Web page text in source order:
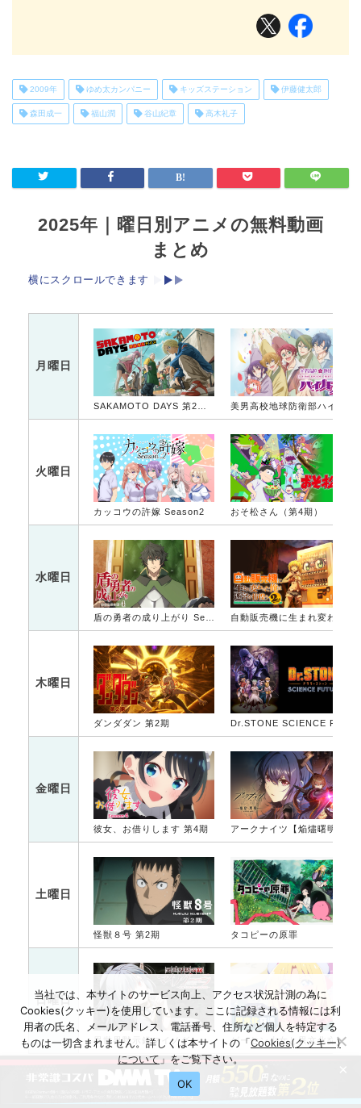
2009年 ゆめ太カンパニー キッズステーション 伊藤健太郎
森田成一 福山潤 谷山紀章 高木礼子
2025年｜曜日別アニメの無料動画
まとめ
横にスクロールできます
月曜日
火曜日
カッコウの許嫁 Season2 おそ松さん（第4期）
水曜日
木曜日
ダンダダン 第2期
金曜日
彼女、お借りします 第4期
土曜日
怪獣８号 第2期 タコピーの原罪
日曜日
異世界黙示録マイノグーラ～破滅の文明で始める世界征服～ ゲーセン少女と異文化交流
当社では、本サイトのサービス向上、アクセス状況計測の為に
Cookies(クッキー)を使用しています。ここに記録される情報には利
用者の氏名、メールアドレス、電話番号、住所など個人を特定する
ものは一切含まれません。詳しくは本サイトの「Cookies(クッキー)
について 」をご覧下さい。
OK